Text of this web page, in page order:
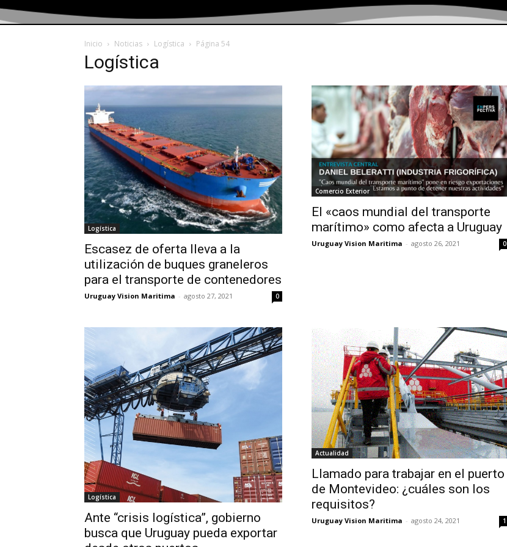
Inicio Noticias Logística Página 54
Logística
Logística
Escasez de oferta lleva a la
utilización de buques graneleros
para el transporte de contenedores
Uruguay Vision Maritima - agosto 27, 2021 0
Comercio Exterior
El «caos mundial del transporte
marítimo» como afecta a Uruguay
Uruguay Vision Maritima - agosto 26, 2021 0
Logística
Ante “crisis logística”, gobierno
busca que Uruguay pueda exportar
Actualidad
Llamado para trabajar en el puerto
de Montevideo: ¿cuáles son los
requisitos?
Uruguay Vision Maritima - agosto 24, 2021 1